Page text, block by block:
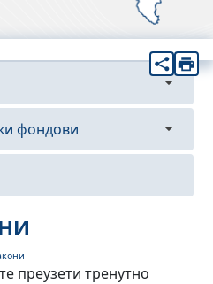
и закључци
фондови
преузети тренутно